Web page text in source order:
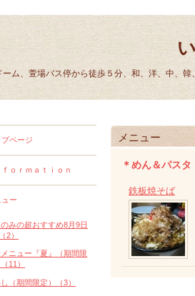
ーム、萱場バス停から徒歩５分、和、洋、中、
メニュー
＊めん＆パスタ
鉄板焼そば
プページ
ｆｏｒｍａｔｉｏｎ
ュー
みの超おすすめ8月9日
2）
メニュー『夏』（期間限
11）
（期間限定）（3）